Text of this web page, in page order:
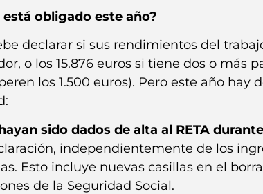
obligado este año?
declarar si sus rendimientos del
o los 15.876 euros si tiene dos o más
los 1.500 euros). Pero este año hay
sido dados de alta al RETA
independientemente de los
Esto incluye nuevas casillas en el
de la Seguridad Social.